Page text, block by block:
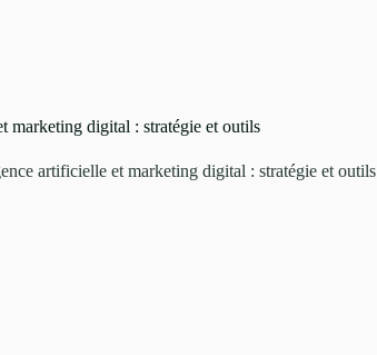
marketing digital : stratégie et outils
artificielle et marketing digital : stratégie et outils